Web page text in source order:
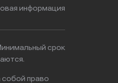
информация
срок
собой право